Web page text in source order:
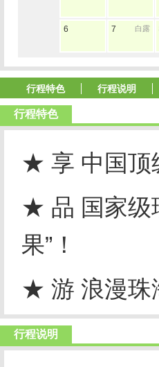
6 7 白露
行程特色 行程说明
行程特色
★ 享 中国顶
★ 品 国家级
果”！
★ 游 浪漫珠
行程说明